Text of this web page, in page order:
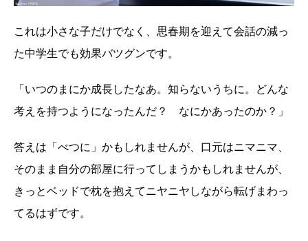
これは小さな子だけでなく、思春期を迎えて会話の減っ
た中学生でも効果バツグンです。
「いつのまにか成長したなあ。知らないうちに。どんな
考えを持つようになったんだ？ なにかあったのか？」
答えは「べつに」かもしれませんが、口元はニマニマ、
そのまま自分の部屋に行ってしまうかもしれませんが、
きっとベッドで枕を抱えてニヤニヤしながら転げまわっ
てるはずです。